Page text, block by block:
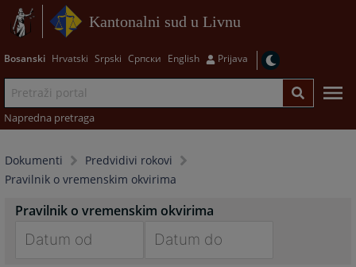
Kantonalni sud u Livnu
Bosanski Hrvatski Srpski Српски English Prijava
Napredna pretraga
Dokumenti
Predvidivi rokovi
Pravilnik o vremenskim okvirima
Pravilnik o vremenskim okvirima